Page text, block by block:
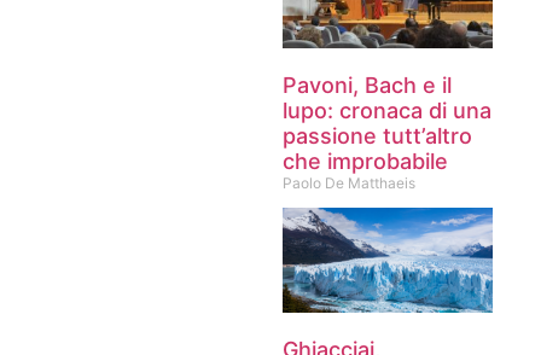
Pavoni, Bach e il
lupo: cronaca di una
passione tutt’altro
che improbabile
Paolo De Matthaeis
Ghiacciai,